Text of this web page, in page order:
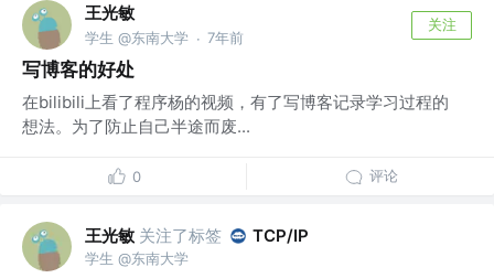
王光敏
学生 @东南大学 · 7年前
关注
写博客的好处
在bilibili上看了程序杨的视频，有了写博客记录学习过程的
想法。为了防止自己半途而废...
0 评论
王光敏 关注了标签 TCP/IP
学生 @东南大学